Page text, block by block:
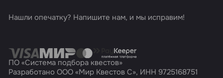
Нашли опечатку? Напишите нам, и мы исправим!
ПО «Система подбора квестов»
Разработано ООО «Мир Квестов С», ИНН 9725168751